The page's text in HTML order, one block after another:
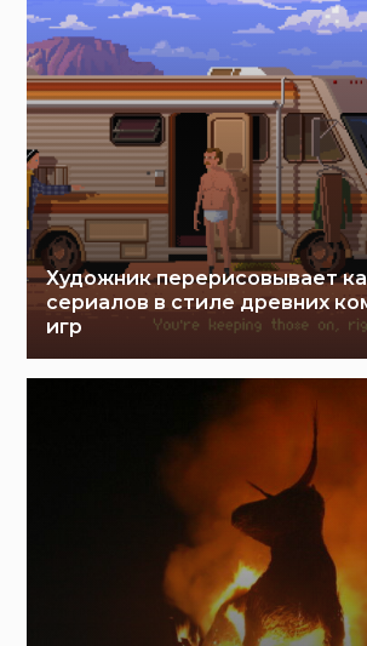
Художник перерисовывает
сериалов в стиле древних
игр